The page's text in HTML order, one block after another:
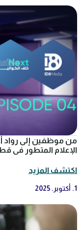
الإعلام المتطور في قطر
اكتشف المزيد